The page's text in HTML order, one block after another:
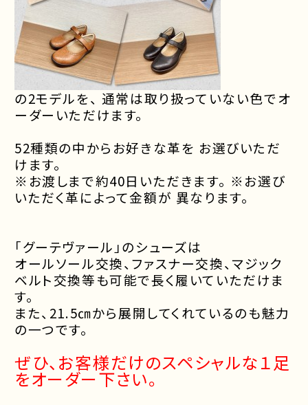
の2モデルを、 通常は取り扱っていない色でオ
ーダーいただけます。
52種類の中からお好きな革を お選びいただ
けます。
※ お渡しまで約40日いただきます。 ※ お選び
いただく革によって金額が 異なります。
「グーテヴァール」のシューズは
オールソール交換、ファスナー交換、 マジック
ベルト交換等も可能で長く履いていただけま
す。
また、21.5㎝から展開してくれているのも魅力
の一つです。
ぜひ、お客様だけのスペシャルな１足
をオーダー下さい。